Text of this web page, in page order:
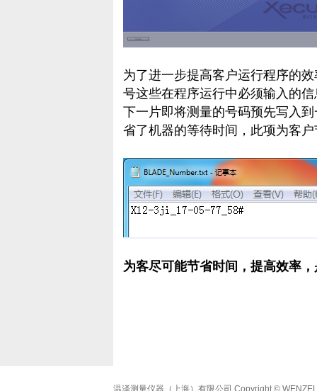
为了进一步提高客户运行程序的
号这些在程序运行中必须输入的
下一片即将测量的号码预先写入
省了机器的等待时间，此项为客
为客尽可能节省时间，提高效率
温泽测量仪器（上海）有限公司 Copyright ©